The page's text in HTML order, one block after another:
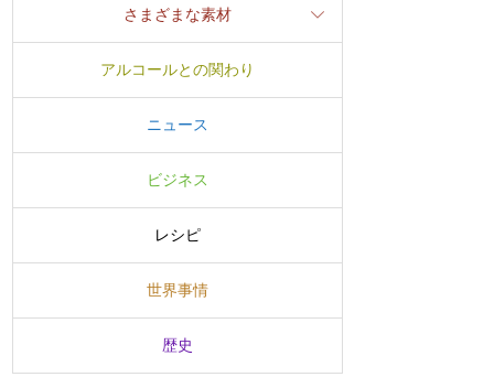
さまざまな素材
アルコールとの関わり
ニュース
ビジネス
レシピ
世界事情
歴史